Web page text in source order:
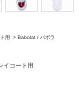
用 > Babolat / バボラ
イコート用